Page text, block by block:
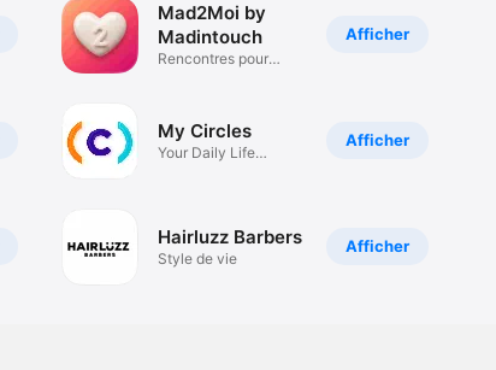
Afficher
Mad2Moi by
Madintouch
Rencontres pour
Afficher
My Circles
Your Daily Life
Afficher
Hairluzz Barbers
Style de vie